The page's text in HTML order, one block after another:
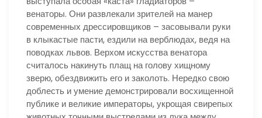
венаторы. Они развлекали зрителей на манер
современных дрессировщиков – засовывали руки
в клыкастые пасти, ездили на верблюдах, ведя на
поводках львов. Верхом искусства венатора
считалось накинуть плащ на голову хищному
зверю, обездвижить его и заколоть. Нередко свою
доблесть и умение демонстрировали восхищенной
публике и великие императоры, укрощая свирепых